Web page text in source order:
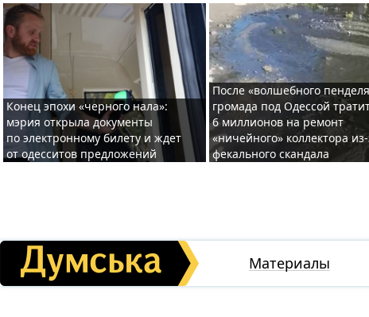
Конец эпохи «черного нала»:
мэрия открыла документы
по электронному билету и ждет
от одесситов предложений
После «волшебного
громада под Одессой
6 миллионов на ремонт
«ничейного» коллектора
фекального скандала
Материалы